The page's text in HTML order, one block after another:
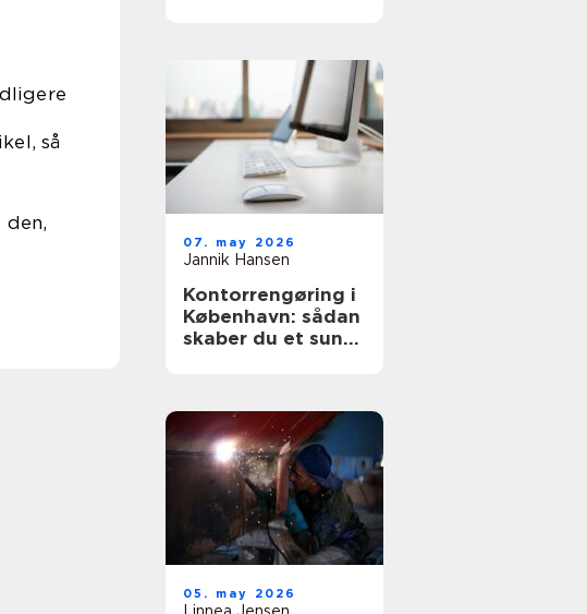
så
07. may 2026
Jannik Hansen
Kontorrengøring i
København: sådan
skaber du et sundt
05. may 2026